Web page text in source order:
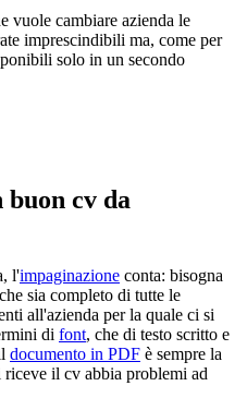
vuole cambiare azienda le
imprescindibili ma, come per
solo in un secondo
cv da
l'impaginazione conta: bisogna
sia completo di tutte le
all'azienda per la quale ci si
di font, che di testo scritto e
documento in PDF è sempre la
il cv abbia problemi ad